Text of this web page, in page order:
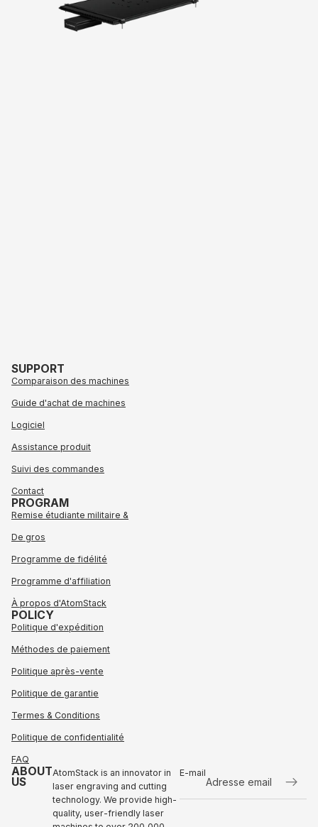
SUPPORT
Comparaison des machines
Guide d'achat de machines
Logiciel
Assistance produit
Suivi des commandes
Contact
PROGRAM
Remise étudiante militaire &
De gros
Programme de fidélité
Programme d'affiliation
À propos d'AtomStack
POLICY
Politique d'expédition
Méthodes de paiement
Politique après-vente
Politique de garantie
Termes & Conditions
Politique de confidentialité
FAQ
ABOUT
US
AtomStack is an innovator in
laser engraving and cutting
technology. We provide high-
quality, user-friendly laser
E-mail
Politique de remboursement
Politique de confidentialité